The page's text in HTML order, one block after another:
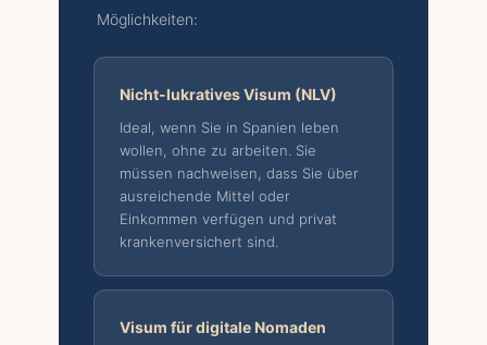
Möglichkeiten:
Nicht-lukratives Visum (NLV)
Ideal, wenn Sie in Spanien leben
wollen, ohne zu arbeiten. Sie
müssen nachweisen, dass Sie über
ausreichende Mittel oder
Einkommen verfügen und privat
krankenversichert sind.
Visum für digitale Nomaden